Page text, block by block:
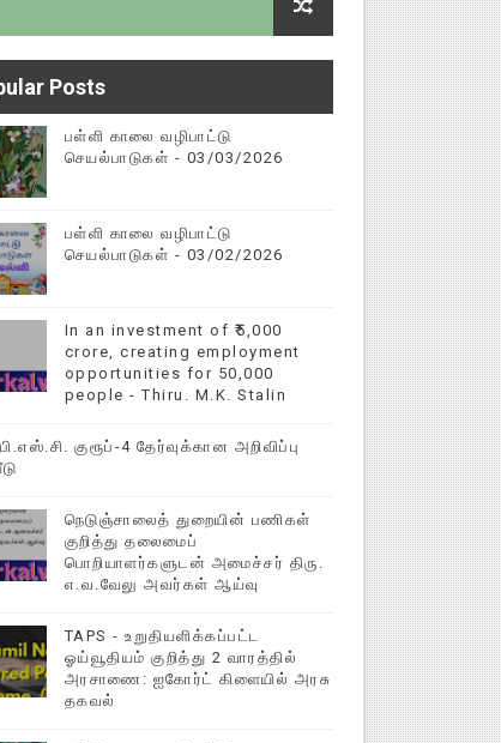
தகவல்Posts
பள்ளி காலை வழிபாட்டு
செயல்பாடுகள் - 03/03/2026
பள்ளி காலை வழிபாட்டு
செயல்பாடுகள் - 03/02/2026
In an investment of ₹5,000
crore, creating employment
opportunities for 50,000
people - Thiru. M.K. Stalin
குரூப்-4 தேர்வுக்கான அறிவிப்பு
நெடுஞ்சாலைத் துறையின் பணிகள்
குறித்து தலைமைப்
பொறியாளர்களுடன் அமைச்சர் திரு.
எ.வ.வேலு அவர்கள் ஆய்வு
TAPS - உறுதியளிக்கப்பட்ட
ஓய்வூதியம் குறித்து 2 வாரத்தில்
அரசாணை: ஐகோர்ட் கிளையில் அரசு
தகவல்